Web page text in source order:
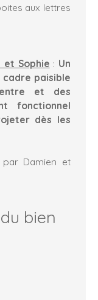
aux lettres
et Sophie : Un
cadre paisible
et des
fonctionnel
dès les
Damien et
du bien